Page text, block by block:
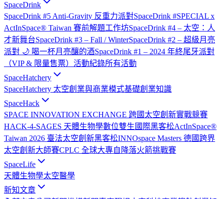
SpaceDrink
SpaceDrink #5 Anti-Gravity 反重力派對SpaceDrink #SPECIAL x
ActInSpace® Taiwan 賽前解題工作坊SpaceDrink #4 – 太空：人
才新舞台SpaceDrink #3 – Fall / WinterSpaceDrink #2 – 超級月亮
派對 🌙 喝一杯月亮釀的酒SpaceDrink #1 – 2024 年終尾牙派對
（VIP & 限量售票） 活動紀錄所有活動
SpaceHatchery
SpaceHatchery 太空創業與商業模式基礎創業知識
SpaceHack
SPACE INNOVATION EXCHANGE 跨國太空創新實戰競賽
HACK-4-SAGES 天體生物學數位雙生國際黑客松ActInSpace®
Taiwan 2026 臺法太空創新黑客松INNOspace Masters 德國跨界
太空創新大師賽CPLC 全球大專自降落火箭挑戰賽
SpaceLife
天體生物學太空醫學
新知文章